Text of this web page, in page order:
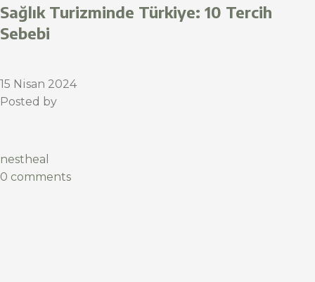
Sağlık Turizminde Türkiye: 10 Tercih
Sebebi
15 Nisan 2024
Posted by
nestheal
0 comments